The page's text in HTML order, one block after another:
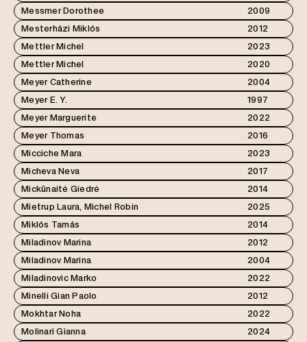
Messmer Dorothee
2009
Mesterházi Miklós
2012
Mettler Michel
2023
Mettler Michel
2020
Meyer Catherine
2004
Meyer E. Y.
1997
Meyer Marguerite
2022
Meyer Thomas
2016
Micciche Mara
2023
Micheva Neva
2017
Mickūnaitė Giedrė
2014
Mietrup Laura, Michel Robin
2025
Miklós Tamás
2014
Miladinov Marina
2012
Miladinov Marina
2004
Miladinovic Marko
2022
Minelli Gian Paolo
2012
Mokhtar Noha
2022
Molinari Gianna
2024